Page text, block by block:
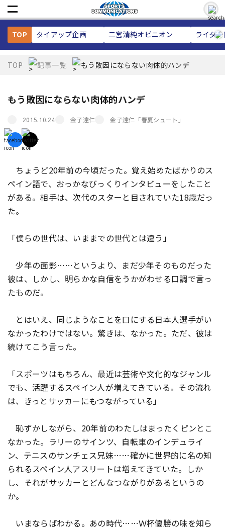
TOP タイアップ企画 二宮清純オピニオン ライタ
TOP 記事一覧 もう敗因にならない肉体的ハンデ
もう敗因にならない肉体的ハンデ
2015.10.24 金子達仁 金子達仁「春夏シュート」
ちょうど20年前の今頃だった。覚え始めたばかりのス
ペイン語で、おっかなびっくりインタビューをしたこと
がある。相手は、次代のスターと目されていた18歳だっ
た。
「僕らの世代は、いままでの世代とは違う」
少年の面影……というより、まだ少年そのものだった
彼は、しかし、明らかな自信をうかがわせる口調で言っ
たものだ。
とはいえ、同じようなことを口にする日本人選手がい
なかったわけではない。驚きは、なかった。ただ、彼は
続けてこう言った。
「スポーツはもちろん、最近は芸術や文化的なジャンル
でも、活躍するスペイン人が増えてきている。その流れ
は、きっとサッカーにもつながっている」
恥ずかしながら、20年前のわたしはまったくピンとこ
なかった。ラリーのサインツ、自転車のインデュライ
ン、テニスのサンチェス兄妹……確かに世界的に名の知
られるスペイン人アスリートは増えてきていた。しか
し、それがサッカーとどんなつながりがあるというの
か。
いまならばわかる。あの時代……Ｗ杯優勝の味を知ら